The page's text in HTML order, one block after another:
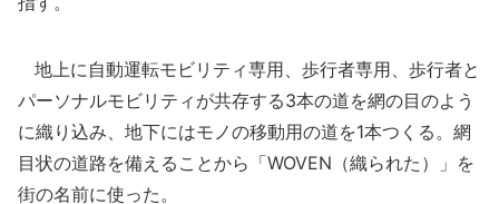
地上に自動運転モビリティ専用、歩行者専用、歩行者と
パーソナルモビリティが共存する3本の道を網の目のよう
に織り込み、地下にはモノの移動用の道を1本つくる。網
目状の道路を備えることから「WOVEN（織られた）」を
街の名前に使った。